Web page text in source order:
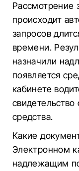
Рассмотрение
происходит
запросов
времени.
назначили
появляется
кабинете
свидетельство
средства.
Какие
Электронном
надлежащим